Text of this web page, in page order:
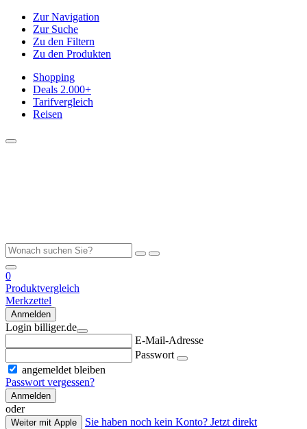
Zur Navigation
Zur Suche
Zu den Filtern
Zu den Produkten
Shopping
Deals 2.000+
Tarifvergleich
Reisen
0
Produktvergleich
Merkzettel
Anmelden
Login billiger.de
E-Mail-Adresse
Passwort
angemeldet bleiben
Passwort vergessen?
Anmelden
oder
Weiter mit Apple
Sie haben noch kein Konto? Jetzt direkt